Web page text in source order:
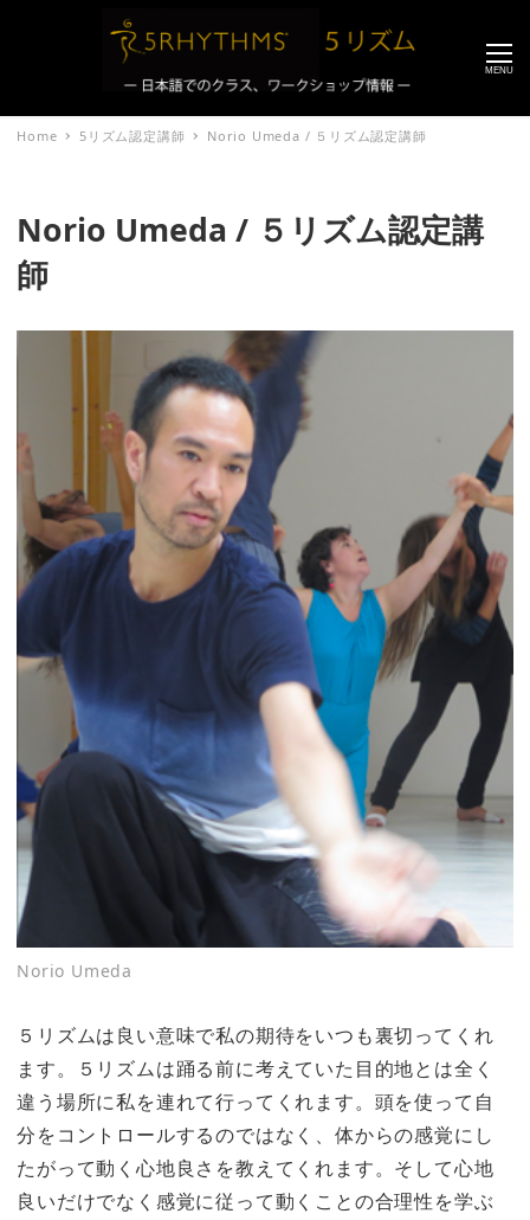
MENU
Home 5リズム認定講師 Norio Umeda / ５リズム認定講師
Norio Umeda / ５リズム認定講
師
５リズムは良い意味で私の期待をいつも裏切ってくれ
ます。５リズムは踊る前に考えていた目的地とは全く
違う場所に私を連れて行ってくれます。頭を使って自
分をコントロールするのではなく、体からの感覚にし
たがって動く心地良さを教えてくれます。そして心地
良いだけでなく感覚に従って動くことの合理性を学ぶ
Norio Umeda